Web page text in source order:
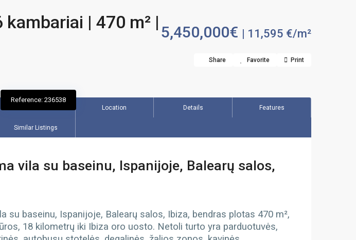
| 470 m² |5,450,000€ | 11,595 €/m²
Share Favorite Print
Reference: 236538
Location Details Features
Similar Listings
vila su baseinu, Ispanijoje, Balearų salos,
su baseinu, Ispanijoje, Balearų salos, Ibiza, bendras plotas 470 m²,
18 kilometrų iki Ibiza oro uosto. Netoli turto yra parduotuvės,